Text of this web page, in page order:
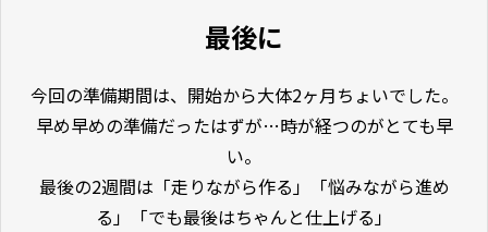
最後に
今回の準備期間は、開始から大体2ヶ月ちょいでした。
早め早めの準備だったはずが…時が経つのがとても早
い。
最後の2週間は「走りながら作る」「悩みながら進め
る」「でも最後はちゃんと仕上げる」